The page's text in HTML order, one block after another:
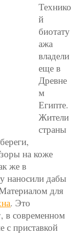
Технико
й
биотату
ажа
владели
еще в
Древне
м
Египте.
Жители
страны
на коже
же в
наносили дабы
для
. Это
в современном
с приставкой